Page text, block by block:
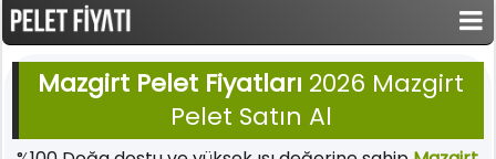
Mazgirt Pelet Fiyatları 2026 Mazgirt
Pelet Satın Al